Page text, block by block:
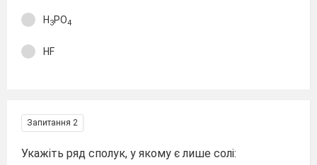
H 3PO4
HF
Запитання 2
Укажіть ряд сполук, у якому є лише солі: